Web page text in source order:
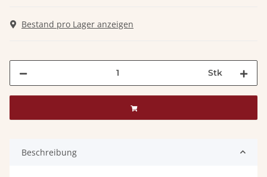
Bestand pro Lager anzeigen
Stk
Beschreibung